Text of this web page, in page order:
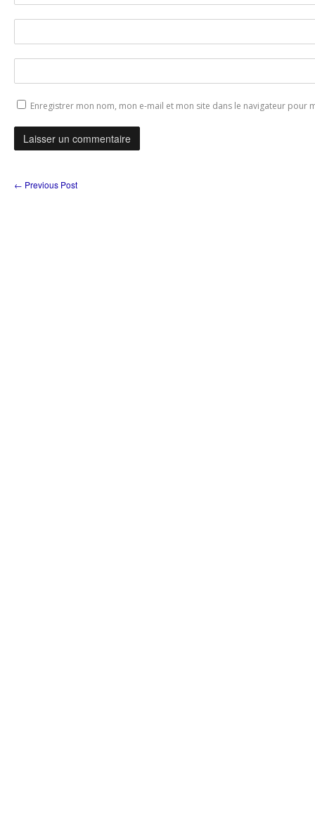
Enregistrer mon nom, mon e-mail et mon site dans le navigateur pour
← Previous Post